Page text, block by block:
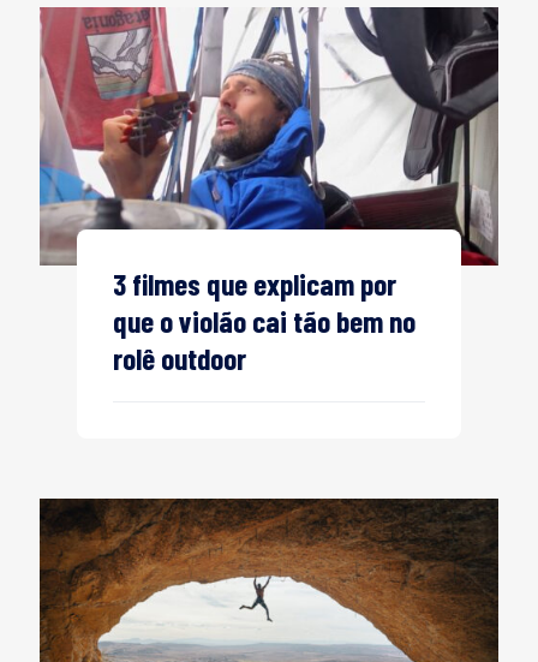
3 filmes que explicam por
que o violão cai tão bem no
rolê outdoor